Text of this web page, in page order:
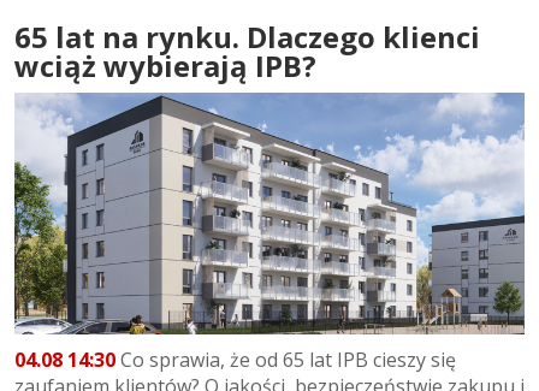
65 lat na rynku. Dlaczego klienci
wciąż wybierają IPB?
04.08 14:30Co sprawia, że od 65 lat IPB cieszy się